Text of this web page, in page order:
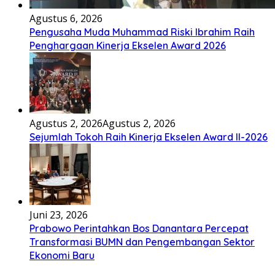
Agustus 6, 2026
Pengusaha Muda Muhammad Riski Ibrahim Raih
Penghargaan Kinerja Ekselen Award 2026
Agustus 2, 2026Agustus 2, 2026
Sejumlah Tokoh Raih Kinerja Ekselen Award II-2026
Juni 23, 2026
Prabowo Perintahkan Bos Danantara Percepat
Transformasi BUMN dan Pengembangan Sektor
Ekonomi Baru